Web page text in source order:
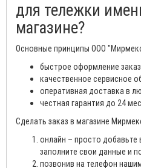
для тележки
магазине?
Основные принципы ООО
быстрое оформление
качественное сервисное
оперативная доставка в
честная гарантия до 24
Сделать заказ в магазине
онлайн – просто добавьте
заполните свои данные и
позвонив на телефон